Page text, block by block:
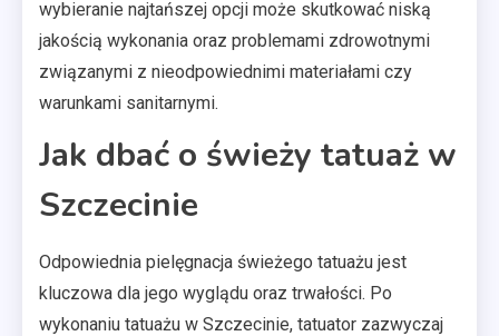
wybieranie najtańszej opcji może skutkować niską
jakością wykonania oraz problemami zdrowotnymi
związanymi z nieodpowiednimi materiałami czy
warunkami sanitarnymi.
Jak dbać o świeży tatuaż w
Szczecinie
Odpowiednia pielęgnacja świeżego tatuażu jest
kluczowa dla jego wyglądu oraz trwałości. Po
wykonaniu tatuażu w Szczecinie, tatuator zazwyczaj